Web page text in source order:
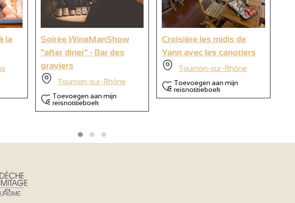
6
la
Soirée WineManShow
"after diner" - Bar des
graviers
Tournon-sur-Rhône
Toevoegen aan mijn
reisnotitieboek
Croisière les midis de
Yann avec les canotiers
Tournon-sur-Rhône
Toevoegen aan mijn
reisnotitieboek